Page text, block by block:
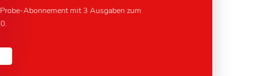
Abonnement mit 3 Ausgaben zum